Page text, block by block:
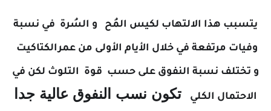
يتسبب هذا الالتهاب لكيس المُح و السُرة في نسبة
وفيات مرتفعة في خلال الأيام الأولى من عمرالكتاكيت
و تختلف نسبة النفوق على حسب قوة التلوث لكن في
الاحتمال الكلي
تكون نسب النفوق عالية جدا